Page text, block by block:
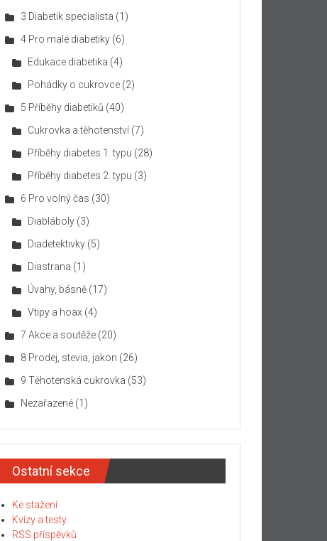
3 Diabetik specialista (1)
4 Pro malé diabetiky (6)
Edukace diabetika (4)
Pohádky o cukrovce (2)
5 Příběhy diabetiků (40)
Cukrovka a těhotenství (7)
Příběhy diabetes 1. typu (28)
Příběhy diabetes 2. typu (3)
6 Pro volný čas (30)
Diabláboly (3)
Diadetektivky (5)
Diastrana (1)
Úvahy, básně (17)
Vtipy a hoax (4)
7 Akce a soutěže (20)
8 Prodej, stevia, jakon (26)
9 Těhotenská cukrovka (53)
Nezařazené (1)
Ostatní sekce
Ke stažení
Kvízy a testy
RSS příspěvků